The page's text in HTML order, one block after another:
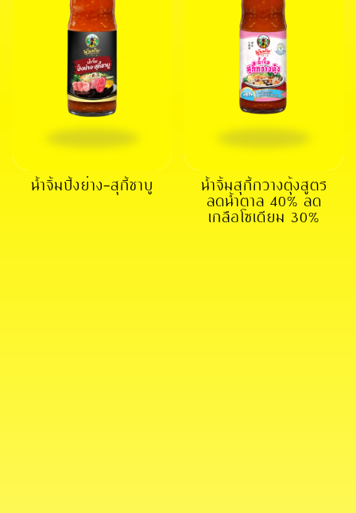
น้ำจิ้มปิ้งย่าง-สุกี้ชาบู
น้ำจิ้มสุกี้กวางตุ้งสูตร
ลดน้ำตาล 40% ลด
เกลือโซเดียม 30%